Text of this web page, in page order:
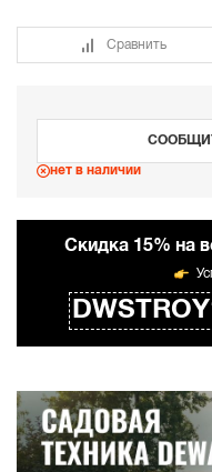
Сравнить
нет в наличии
Cкидка 15% на